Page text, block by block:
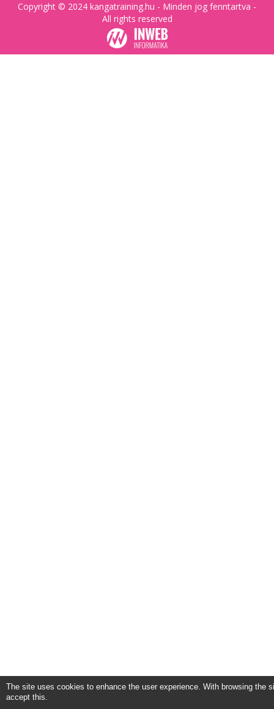
Copyright © 2024 kangatraining.hu - Minden jog fenntartva -
All rights reserved
The site uses cookies to enhance the user experience. With browsing the
accept this.